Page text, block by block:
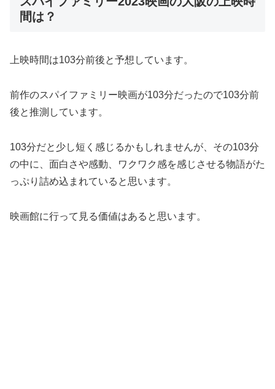
間は？
上映時間は103分前後と予想しています。
前作のスパイファミリー映画が103分だったので103分前
後と推測しています。
103分だと少し短く感じるかもしれませんが、その103分
の中に、面白さや感動、ワクワク感を感じさせる物語がた
っぷり詰め込まれていると思います。
映画館に行って見る価値はあると思います。